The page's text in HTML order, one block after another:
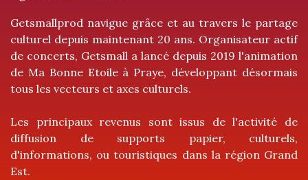
Getsmallprod navigue grâce et au travers le partage
culturel depuis maintenant 20 ans. Organisateur actif
de concerts, Getsmall a lancé depuis 2019 l'animation
de Ma Bonne Etoile à Praye, développant désormais
tous les vecteurs et axes culturels.
Les principaux revenus sont issus de l'activité de
diffusion de supports papier, culturels,
d'informations, ou touristiques dans la région Grand
Est.